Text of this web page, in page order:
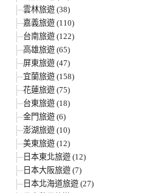
雲林旅遊 (38)
嘉義旅遊 (110)
台南旅遊 (122)
高雄旅遊 (65)
屏東旅遊 (47)
宜蘭旅遊 (158)
花蓮旅遊 (75)
台東旅遊 (18)
金門旅遊 (6)
澎湖旅遊 (10)
美東旅遊 (12)
日本東北旅遊 (12)
日本大阪旅遊 (7)
日本北海道旅遊 (27)